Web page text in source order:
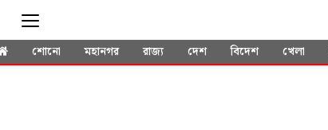
শোনো মহানগর রাজ্য দেশ বিদেশ খেলা